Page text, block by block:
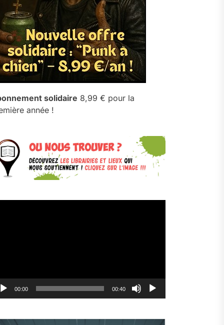
solidaire 8,99 € pour la
année !
00:00 00:40